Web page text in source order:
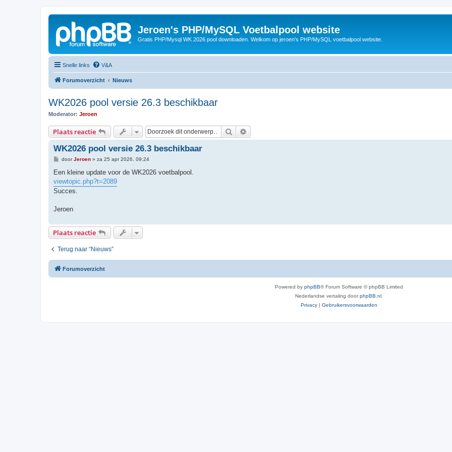
Jeroen's PHP/MySQL Voetbalpool website
Gratis PHP/Mysql WK 2026 pool downloaden. Welkom op jeroen's PHP/MySQL voetbalpool website.
Snelle links V&A
Forumoverzicht Nieuws
WK2026 pool versie 26.3 beschikbaar
Moderator: Jeroen
Plaats reactie Zoek
WK2026 pool versie 26.3 beschikbaar
B
r
c
h
t
doorJeroen» za 25 apr 2026, 09:24
Een kleine update voor de WK2026 voetbalpool.
viewtopic.php?t=2089
Succes.
Jeroen
Plaats reactie
Terug naar “Nieuws”
Forumoverzicht
Powered by phpBB® Forum Software © phpBB Limited
Nederlandse vertaling doorphpBB.nl
Privacy | Gebruikersvoorwaarden